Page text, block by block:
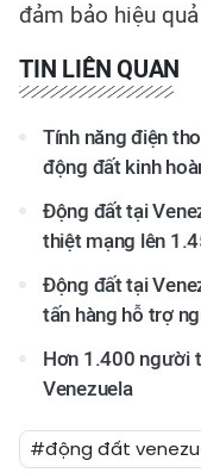
đảm bảo hiệu
TIN LIÊN QUAN
Tính năng điện
động đất kinh
Động đất tại
thiệt mạng lên
Động đất tại
tấn hàng hỗ trợ
Hơn 1.400 người
Venezuela
#động đất